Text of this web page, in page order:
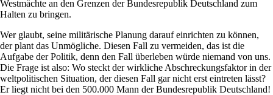
Westmächte an den Grenzen der Bundesrepublik Deutschland zum
Halten zu bringen.
Wer glaubt, seine militärische Planung darauf einrichten zu können,
der plant das Unmögliche. Diesen Fall zu vermeiden, das ist die
Aufgabe der Politik, denn den Fall überleben würde niemand von uns.
Die Frage ist also: Wo steckt der wirkliche Abschreckungsfaktor in der
weltpolitischen Situation, der diesen Fall gar nicht erst eintreten lässt?
Er liegt nicht bei den 500.000 Mann der Bundesrepublik Deutschland!